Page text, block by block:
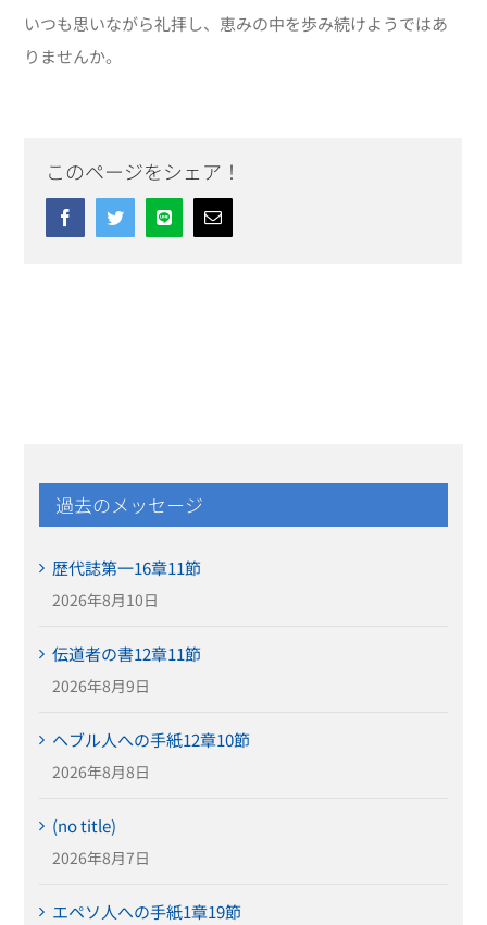
いつも思いながら礼拝し、恵みの中を歩み続けようではあ
りませんか。
このページをシェア！
FacebookTwitterLine Email
過去のメッセージ
歴代誌第一16章11節
2026年8月10日
伝道者の書12章11節
2026年8月9日
ヘブル人への手紙12章10節
2026年8月8日
(no title)
2026年8月7日
エペソ人への手紙1章19節